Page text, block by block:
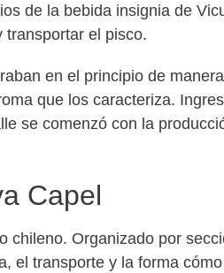
de la bebida insignia de
transportar el pisco.
en el principio de
que los caracteriza.
se comenzó con la
Capel
chileno. Organizado por
el transporte y la forma cómo